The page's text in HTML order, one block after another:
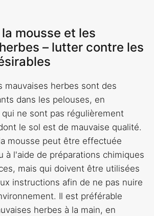
mousse et les
– lutter contre les
mauvaises herbes sont des
dans les pelouses, en
ne sont pas régulièrement
le sol est de mauvaise qualité.
mousse peut être effectuée
à l'aide de préparations chimiques
mais qui doivent être utilisées
instructions afin de ne pas nuire
Il est préférable
herbes à la main, en